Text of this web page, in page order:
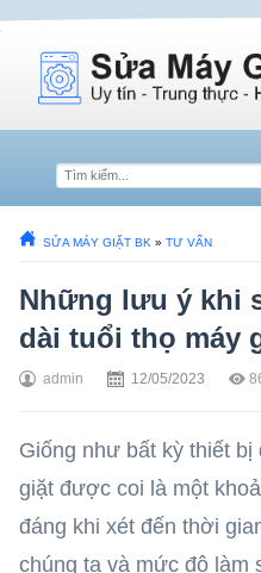
SỬA MÁY GIẶT BK » TƯ VẤN
Những lưu ý khi
dài tuổi thọ máy
admin 12/05/2023
Giống như bất kỳ thiết
giặt được coi là một
đáng khi xét đến thời
chúng ta và mức độ làm